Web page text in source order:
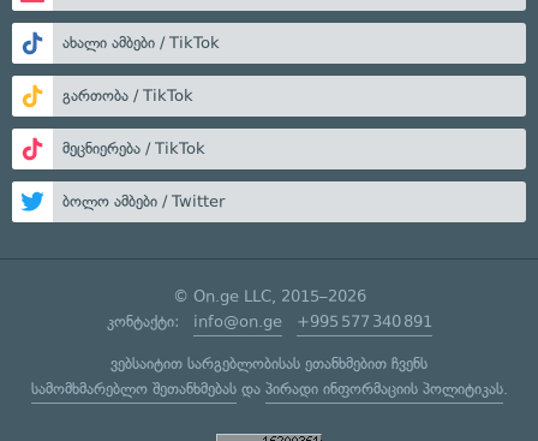
ახალი ამბები / TikTok
გართობა / TikTok
მეცნიერება / TikTok
ბოლო ამბები / Twitter
© On.ge LLC, 2015–2026
კონტაქტი: info@on.ge +995 577 340 891
ვებსაიტით სარგებლობისას ეთანხმებით ჩვენს
სამომხმარებლო შეთანხმებასდა პირადი ინფორმაციის პოლიტიკას.